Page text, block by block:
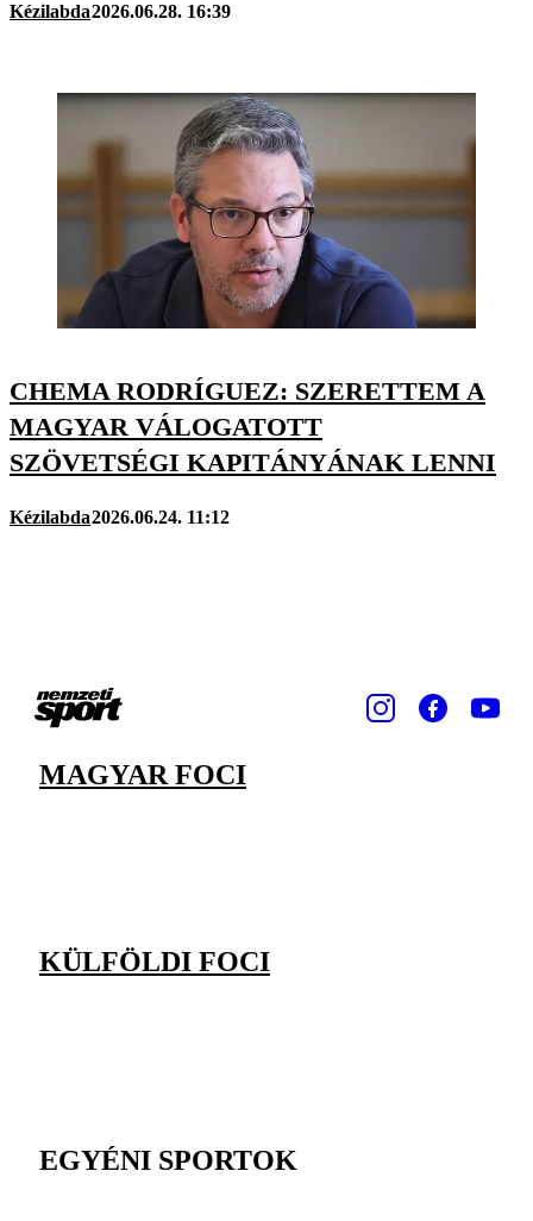
Kézilabda2026.06.28. 16:39
CHEMA RODRÍGUEZ: SZERETTEM A
MAGYAR VÁLOGATOTT
SZÖVETSÉGI KAPITÁNYÁNAK LENNI
Kézilabda2026.06.24. 11:12
MAGYAR FOCI
KÜLFÖLDI FOCI
EGYÉNI SPORTOK